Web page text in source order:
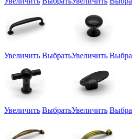
Увеличить ВыбратьУвеличить
Увеличить ВыбратьУвеличить